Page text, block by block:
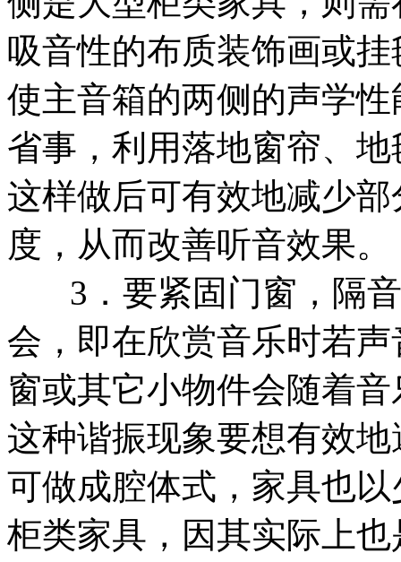
吸音性的布质装饰画或
使主音箱的两侧的声学
省事，利用落地窗帘、
这样做后可有效地减少
度，从而改善听音效果。
3．要紧固门窗，隔音
会，即在欣赏音乐时若
窗或其它小物件会随着
这种谐振现象要想有效
可做成腔体式，家具也
柜类家具，因其实际上